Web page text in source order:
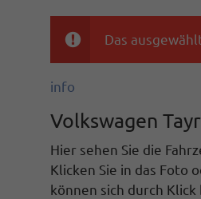
Das
info
Volkswagen
Hier sehen Sie die
Klicken Sie in das Foto
können sich durch